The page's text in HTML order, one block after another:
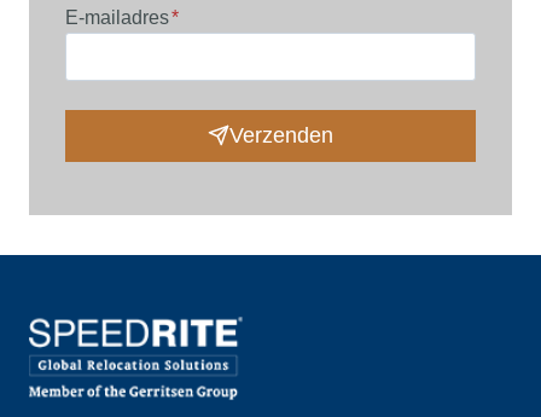
E-mailadres*
Verzenden